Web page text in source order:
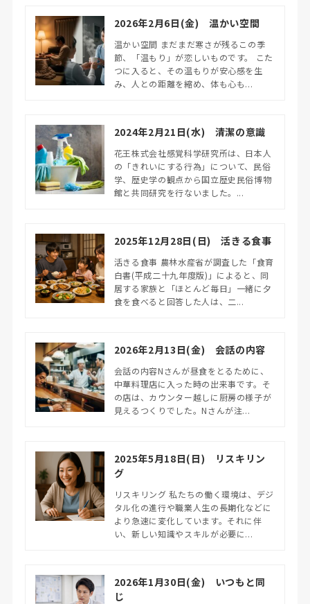
2026年2月6日(金) 温かい空間
温かい空間 まだまだ寒さが残るこの季
節、「温もり」が恋しいものです。 こた
つに入ると、その温もりが安心感を生
み、人との距離を縮め、体も心も...
2024年2月21日(水) 清潔の意識
花王株式会社感覚科学研究所は、日本人
の「きれいにする行為」について、民俗
学、歴史学の観点から国立歴史民俗博物
館と共同研究を行ないました。...
2025年12月28日(日) 活きる食事
活きる食事 農林水産省が調査した「食育
白書(平成二十九年度版)」によると、同
居する家族と「ほとんど毎日」一緒に夕
食を食べると回答した人は、二...
2026年2月13日(金) 会話の内容
会話の内容Nさんが昼食をとるために、
中華料理店に入った時の出来事です。そ
の店は、カウンター越しに厨房の様子が
見えるつくりでした。Nさんが注...
2025年5月18日(日) リスキリン
グ
リスキリング 私たちの働く環境は、デジ
タル化の進行や職業人生の長期化などに
より急速に変化しています。それに伴
い、新しい知識やスキルが必要に...
2026年1月30日(金) いつもと同
じ